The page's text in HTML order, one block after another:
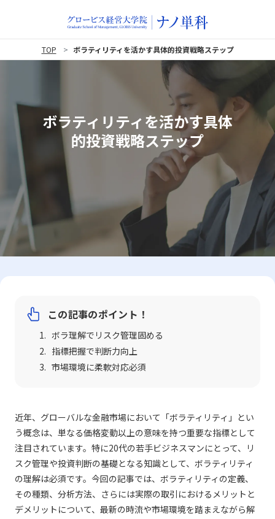
TOP ボラティリティを活かす具体的投資戦略ステップ
ボラティリティを活かす具体
的投資戦略ステップ
この記事のポイント！
ボラ理解でリスク管理固める
指標把握で判断力向上
市場環境に柔軟対応必須
近年、グローバルな金融市場において「ボラティリティ」とい
う概念は、単なる価格変動以上の意味を持つ重要な指標として
注目されています。特に20代の若手ビジネスマンにとって、リ
スク管理や投資判断の基礎となる知識として、ボラティリティ
の理解は必須です。今回の記事では、ボラティリティの定義、
その種類、分析方法、さらには実際の取引におけるメリットと
デメリットについて、最新の時流や市場環境を踏まえながら解